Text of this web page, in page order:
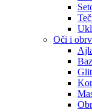
Oči i